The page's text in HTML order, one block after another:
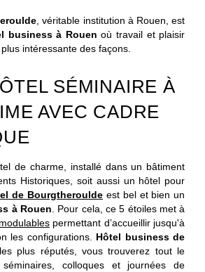
, véritable institution à Rouen, est
business à Rouen où travail et plaisir
intéressante des façons.
SÉMINAIRE À
AVEC CADRE
de charme, installé dans un bâtiment
Historiques, soit aussi un hôtel pour
de Bourgtheroulde est bel et bien un
à Rouen . Pour cela, ce 5 étoiles met à
permettant d’accueillir jusqu'à
les configurations. Hôtel business de
plus réputés, vous trouverez tout le
colloques et journées de